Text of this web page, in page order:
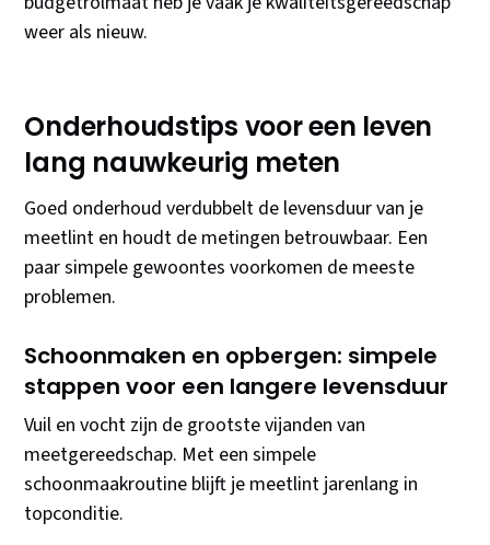
weer als nieuw.
Onderhoudstips voor een leven
lang nauwkeurig meten
Goed onderhoud verdubbelt de levensduur van je
meetlint en houdt de metingen betrouwbaar. Een
paar simpele gewoontes voorkomen de meeste
problemen.
Schoonmaken en opbergen: simpele
stappen voor een langere levensduur
Vuil en vocht zijn de grootste vijanden van
meetgereedschap. Met een simpele
schoonmaakroutine blijft je meetlint jarenlang in
topconditie.